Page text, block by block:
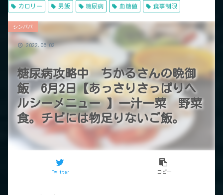
カロリー 男飯 糖尿病 血糖値 食事制限
糖尿病攻略中 ちかるさんの晩御
飯 6月2日【あっさりさっぱりヘ
ルシーメニュー 】一汁一菜 野菜
食。チビには物足りないご飯。
シンパパ
Twitter コピー
2022.06.02